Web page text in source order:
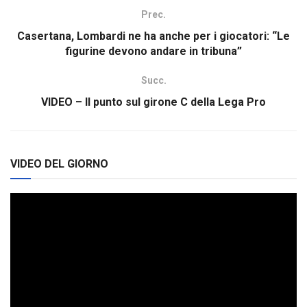
Prec.
Casertana, Lombardi ne ha anche per i giocatori: “Le
figurine devono andare in tribuna”
Succ.
VIDEO – Il punto sul girone C della Lega Pro
VIDEO DEL GIORNO